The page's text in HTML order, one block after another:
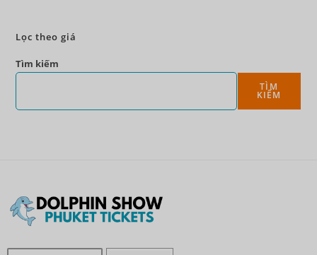
Lọc theo giá
Tìm kiếm
TÌM
KIẾM